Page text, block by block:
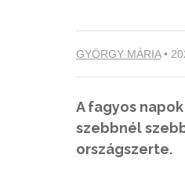
GYÖRGY MÁRIA•
A fagyos
szebbnél
országszerte.